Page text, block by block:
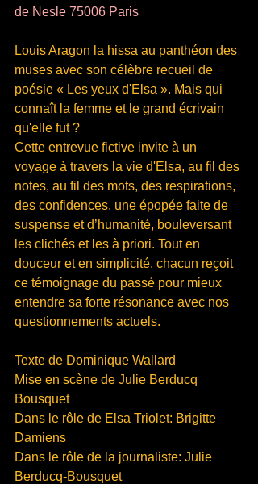
de Nesle 75006 Paris
Louis Aragon la hissa au panthéon des
muses avec son célèbre recueil de
poésie « Les yeux d'Elsa ». Mais qui
connaît la femme et le grand écrivain
qu'elle fut ?
Cette entrevue fictive invite à un
voyage à travers la vie d'Elsa, au fil des
notes, au fil des mots, des respirations,
des confidences, une épopée faite de
suspense et d’humanité, bouleversant
les clichés et les à priori. Tout en
douceur et en simplicité, chacun reçoit
ce témoignage du passé pour mieux
entendre sa forte résonance avec nos
questionnements actuels.
Texte de Dominique Wallard
Mise en scène de Julie Berducq
Bousquet
Dans le rôle de Elsa Triolet: Brigitte
Damiens
Dans le rôle de la journaliste: Julie
Berducq-Bousquet